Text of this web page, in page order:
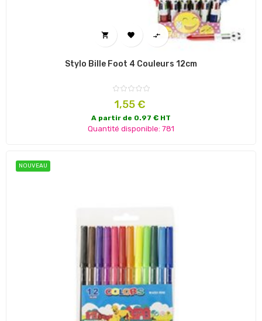
  
Stylo Bille Foot 4 Couleurs 12cm
Prix
1,55 €
A partir de 0.97 € HT
Quantité disponible: 781
NOUVEAU